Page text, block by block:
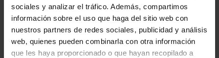
sociales y analizar el tráfico. Además, compartimos
información sobre el uso que haga del sitio web con
nuestros partners de redes sociales, publicidad y análisis
web, quienes pueden combinarla con otra información
que les haya proporcionado o que hayan recopilado a